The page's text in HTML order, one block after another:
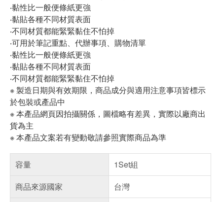
‧黏性比一般便條紙更強
‧黏貼各種不同材質表面
‧不同材質都能緊緊黏住不怕掉
‧可用於筆記重點、代辦事項、購物清單
‧黏性比一般便條紙更強
‧黏貼各種不同材質表面
‧不同材質都能緊緊黏住不怕掉
※ 製造日期與有效期限，商品成分與適用注意事項皆標示
於包裝或產品中
※ 本產品網頁因拍攝關係，圖檔略有差異，實際以廠商出
貨為主
※ 本產品文案若有變動敬請參照實際商品為準
容量
1Set組
商品來源國家
台灣